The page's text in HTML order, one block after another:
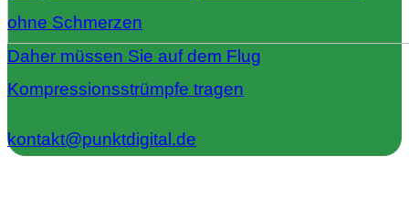
ohne Schmerzen
Daher müssen Sie auf dem Flug
Kompressionsstrümpfe tragen
kontakt@punktdigital.de